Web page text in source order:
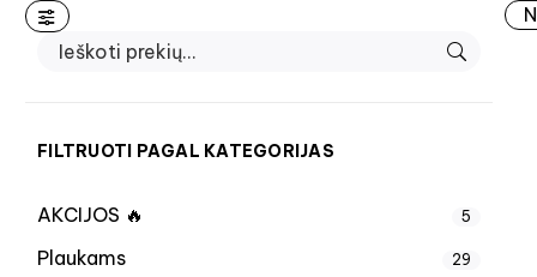
FILTRUOTI PAGAL KATEGORIJAS
AKCIJOS 🔥 5
Plaukams 29